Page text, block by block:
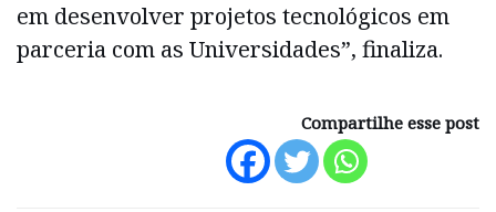
em desenvolver projetos tecnológicos em
parceria com as Universidades”, finaliza.
Compartilhe esse post